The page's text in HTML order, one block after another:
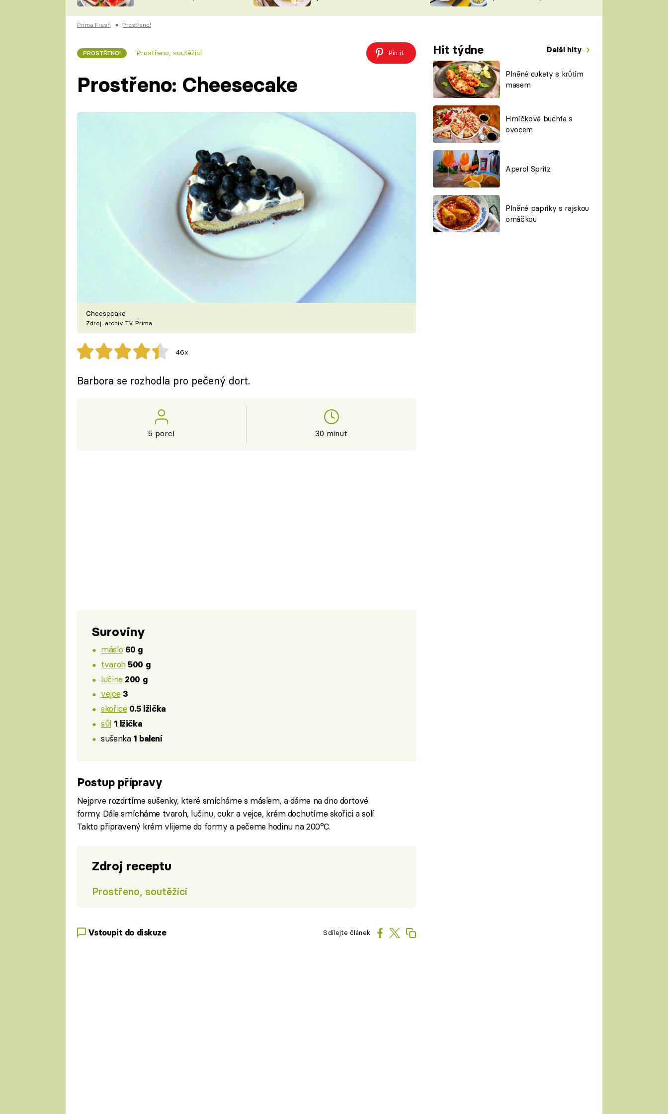
ČESKO NA TALÍŘI
KUCHAŘKA
VYCHYTÁVKY
ŠÉFREDAKTORKY
ČASOPIS
Prima Fresh ■ Prostřeno!
PROSTŘENO! Prostřeno, soutěžící Pin it Hit týdne Další hity
Plněné cukety s krůtím
masem
Hrníčková buchta s
ovocem
Aperol Spritz
Plněné papriky s rajskou
omáčkou
Prostřeno: Cheesecake
Cheesecake
Zdroj: archiv TV Prima
46x
Barbora se rozhodla pro pečený dort.
5 porcí 30 minut
Suroviny
máslo 60 g
tvaroh 500 g
lučina 200 g
vejce 3
skořice 0.5 lžička
sůl 1 lžička
sušenka 1 balení
Postup přípravy
Nejprve rozdrtíme sušenky, které smícháme s máslem, a dáme na dno dortové
formy. Dále smícháme tvaroh, lučinu, cukr a vejce, krém dochutíme skořici a solí.
Takto připravený krém vlijeme do formy a pečeme hodinu na 200°C.
Zdroj receptu
Prostřeno, soutěžící
Vstoupit do diskuze Sdílejte článek